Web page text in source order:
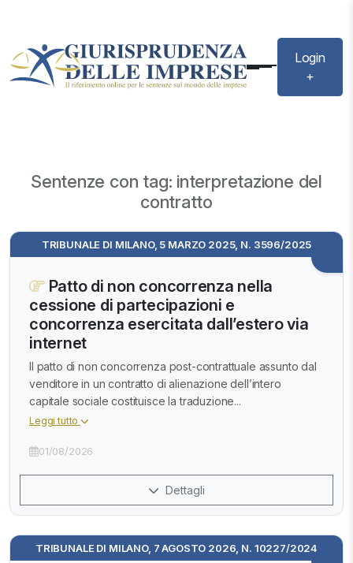
Login
+
Sentenze con tag: interpretazione del
contratto
TRIBUNALE DI MILANO, 5 MARZO 2025, N. 3596/2025
Patto di non concorrenza nella
cessione di partecipazioni e
concorrenza esercitata dall’estero via
internet
Il patto di non concorrenza post-contrattuale assunto dal
venditore in un contratto di alienazione dell’intero
capitale sociale costituisce la traduzione...
Leggi tutto
01/08/2026
Dettagli
TRIBUNALE DI MILANO, 7 AGOSTO 2026, N. 10227/2024